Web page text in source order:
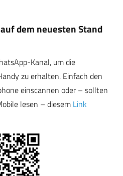
dem neuesten Stand
Kanal, um die
zu erhalten. Einfach den
einscannen oder – sollten
lesen – diesem Link